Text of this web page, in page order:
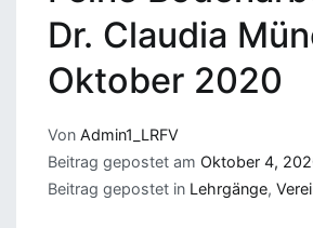
Dr. Claudia
Oktober 2020
Von Admin1_LRFV
Beitrag gepostet am Oktober 4,
Beitrag gepostet in Lehrgänge,